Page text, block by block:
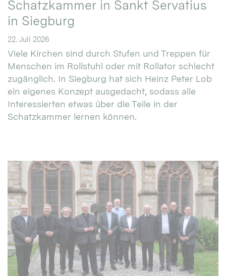
Schatzkammer in Sankt Servatius
in Siegburg
22. Juli 2026
Viele Kirchen sind durch Stufen und Treppen für
Menschen im Rollstuhl oder mit Rollator schlecht
zugänglich. In Siegburg hat sich Heinz Peter Lob
ein eigenes Konzept ausgedacht, sodass alle
Interessierten etwas über die Teile in der
Schatzkammer lernen können.